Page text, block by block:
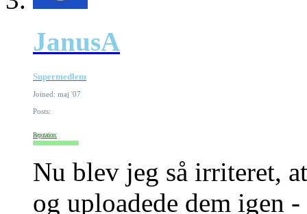
JanusA
Supermedlem
Joined: maj '07
Posts:
Reputation:
Nu blev jeg så irriteret,
og uploadede dem igen